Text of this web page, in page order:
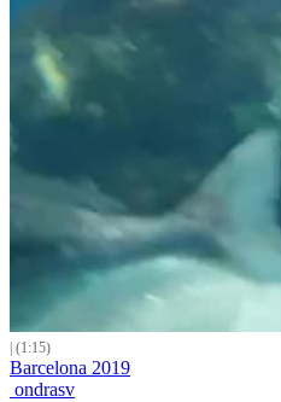
| (1:15)
Barcelona 2019
ondrasv